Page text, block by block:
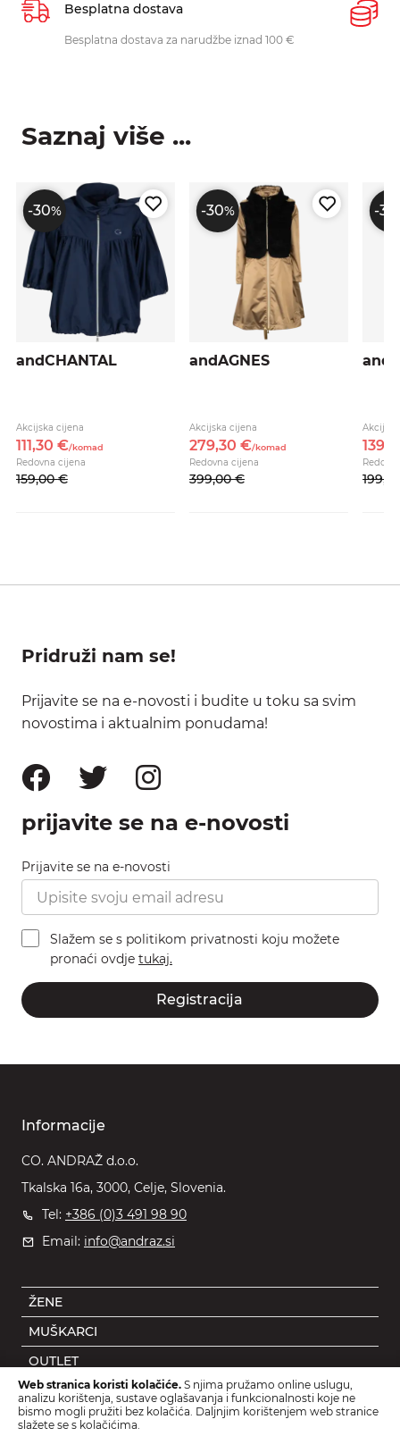
Besplatna dostava
Besplatna dostava za narudžbe iznad 100 €
Saznaj više ...
-30%
andCHANTAL
Akcijska cijena
111,30 €/komad
Redovna cijena
159,00 €
-30%
andAGNES
Akcijska cijena
279,30 €/komad
Redovna cijena
399,00 €
-30
139,
199,
Pridruži nam se!
Prijavite se na e-novosti i budite u toku sa svim
novostima i aktualnim ponudama!
prijavite se na e-novosti
Prijavite se na e-novosti
Slažem se s politikom privatnosti koju možete
pronaći ovdje tukaj.
Registracija
Informacije
CO. ANDRAŽ d.o.o.
Tkalska 16a, 3000, Celje, Slovenia.
Tel: +386 (0)3 491 98 90
Email: info@andraz.si
ŽENE
MUŠKARCI
OUTLET
DJECA
DODACI
Web stranica koristi kolačiće. S njima pružamo online uslugu,
analizu korištenja, sustave oglašavanja i funkcionalnosti koje ne
bismo mogli pružiti bez kolačića. Daljnjim korištenjem web stranice
slažete se s kolačićima.